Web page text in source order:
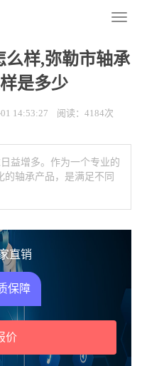
导
单
么样,弥勒市轴承
是多少
14:53:27 阅读：4184次
益增多。作为一个专业的
轴承产品，是满足不同
直销
保障
价